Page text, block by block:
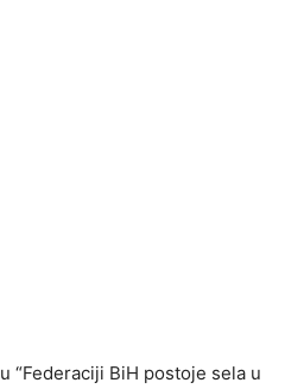
“Federaciji BiH postoje sela u